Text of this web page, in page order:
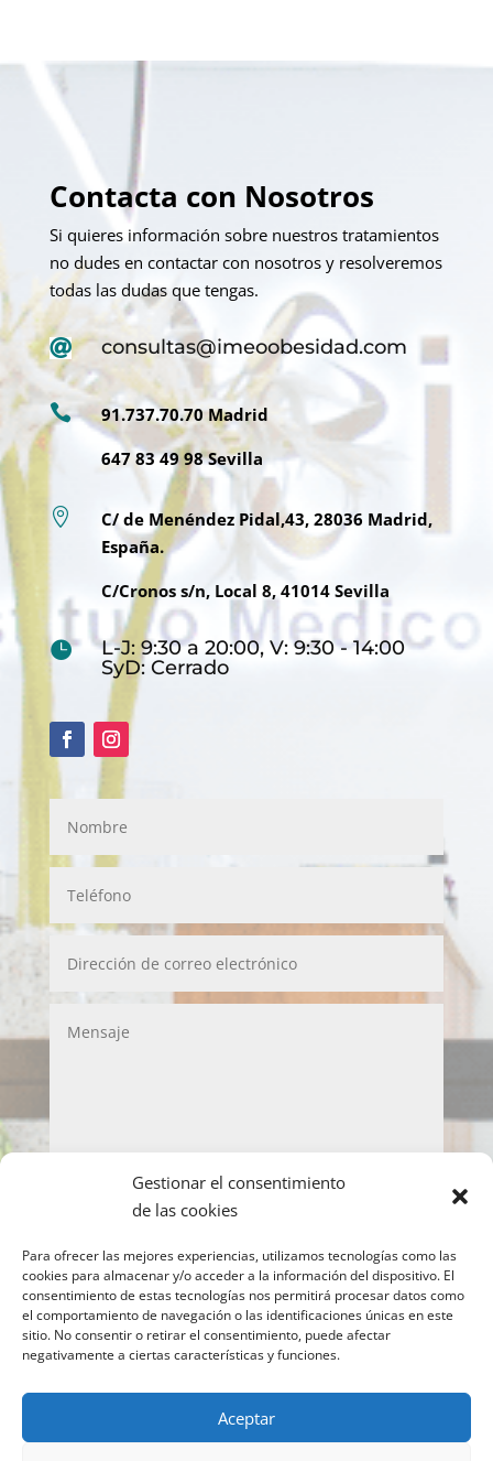
Gestionar el consentimiento
de las cookies
Para ofrecer las mejores experiencias, utilizamos tecnologías como las
cookies para almacenar y/o acceder a la información del dispositivo. El
consentimiento de estas tecnologías nos permitirá procesar datos como
el comportamiento de navegación o las identificaciones únicas en este
sitio. No consentir o retirar el consentimiento, puede afectar
negativamente a ciertas características y funciones.
Aceptar
Contacta con Nosotros
Si quieres información sobre nuestros tratamientos
no dudes en contactar con nosotros y resolveremos
todas las dudas que tengas.
 consultas@imeoobesidad.com

91.737.70.70 Madrid
647 83 49 98 Sevilla

C/ de Menéndez Pidal,43, 28036 Madrid,
España.
C/Cronos s/n, Local 8, 41014 Sevilla

L-J: 9:30 a 20:00, V: 9:30 - 14:00
SyD: Cerrado
de datos
Enviar
Copyright © 2022 IMEOInformación para el
paciente Imeo. Aviso legal|Politica Cookies|